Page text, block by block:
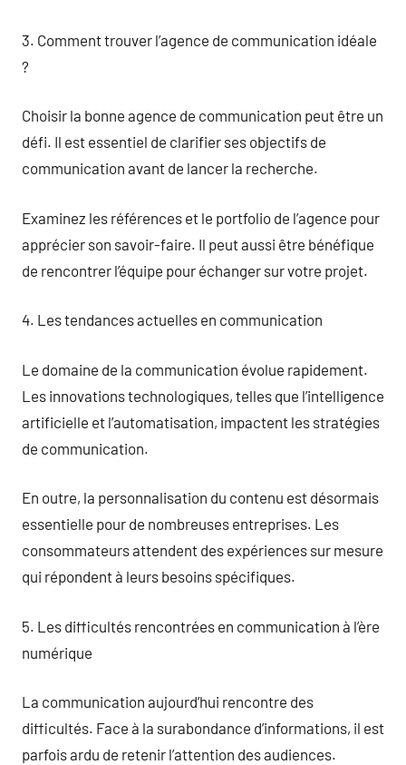
3. Comment trouver l’agence de communication idéale
?
Choisir la bonne agence de communication peut être un
défi. Il est essentiel de clarifier ses objectifs de
communication avant de lancer la recherche.
Examinez les références et le portfolio de l’agence pour
apprécier son savoir-faire. Il peut aussi être bénéfique
de rencontrer l’équipe pour échanger sur votre projet.
4. Les tendances actuelles en communication
Le domaine de la communication évolue rapidement.
Les innovations technologiques, telles que l’intelligence
artificielle et l’automatisation, impactent les stratégies
de communication.
En outre, la personnalisation du contenu est désormais
essentielle pour de nombreuses entreprises. Les
consommateurs attendent des expériences sur mesure
qui répondent à leurs besoins spécifiques.
5. Les difficultés rencontrées en communication à l’ère
numérique
La communication aujourd’hui rencontre des
difficultés. Face à la surabondance d’informations, il est
parfois ardu de retenir l’attention des audiences.